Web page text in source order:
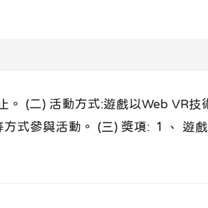
(二) 活動方式:遊戲以Web VR技
式參與活動。 (三) 獎項: １、 遊